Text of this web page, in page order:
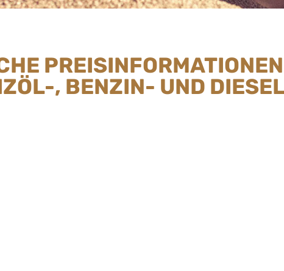
PREISINFORMATIONEN
, BENZIN- UND